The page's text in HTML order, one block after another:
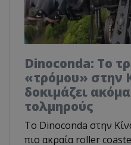
Dinoconda: Το
«τρόμου» στην
δοκιμάζει
τολμηρούς
Το Dinoconda στην
πιο ακραία roller